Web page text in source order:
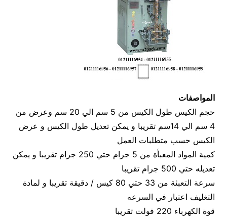
المواصفات
حجم الكيس طول الكيس من 5 سم الي 20 سم وعرض من
4 سم الي 14سم تقريبا و يمكن تعديل طول الكيس و عرض
الكيس حسب متطلبات العمل
كمية المواد المعبأة من 5 جرام حتي 250 جرام تقريبا و يمكن
تعديله حتي 500 جرام تقريبا
سرعة التعبئة من 33 حتي 80 كيس / دقيقة تقريبا و لمادة
التغليف اعتبار في السرعه
قوة الكهرباء 220 فولت تقريبا